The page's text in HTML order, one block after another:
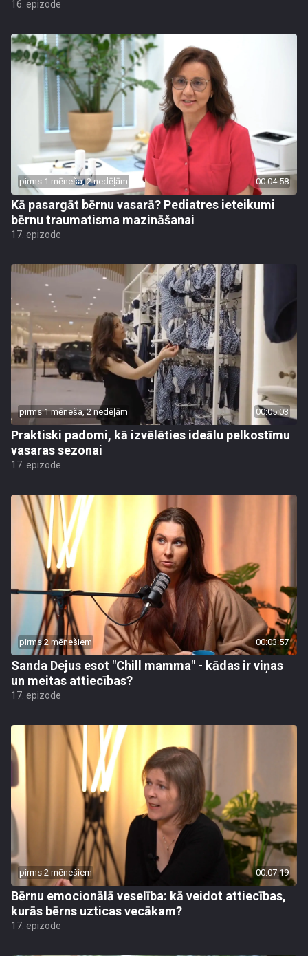
16. epizode
pirms 1 mēneša, 2 nedēļām 00:04:58
Kā pasargāt bērnu vasarā? Pediatres ieteikumi
bērnu traumatisma mazināšanai
17. epizode
pirms 1 mēneša, 2 nedēļām 00:05:03
Praktiski padomi, kā izvēlēties ideālu pelkostīmu
vasaras sezonai
17. epizode
pirms 2 mēnešiem 00:03:57
Sanda Dejus esot "Chill mamma" - kādas ir viņas
un meitas attiecības?
17. epizode
pirms 2 mēnešiem 00:07:19
Bērnu emocionālā veselība: kā veidot attiecības,
kurās bērns uzticas vecākam?
17. epizode